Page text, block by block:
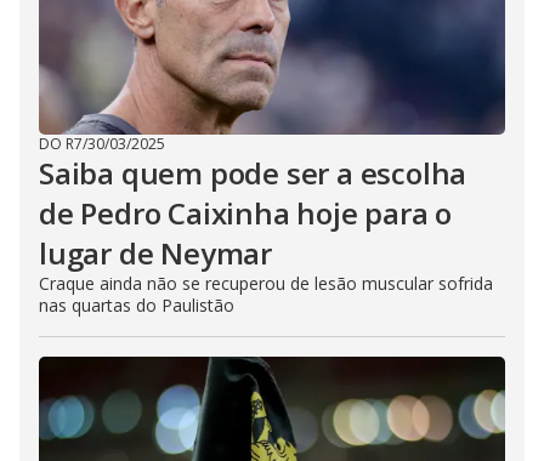
DO R7/30/03/2025
Saiba quem pode ser a escolha
de Pedro Caixinha hoje para o
lugar de Neymar
Craque ainda não se recuperou de lesão muscular sofrida
nas quartas do Paulistão